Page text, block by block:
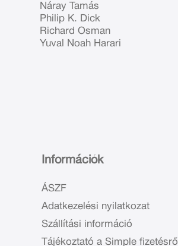
Náray Tamás
Philip K. Dick
Richard Osman
Yuval Noah Harari
Információk
ÁSZF
Adatkezelési nyilatkozat
Szállítási információ
Tájékoztató a Simple fizetésről